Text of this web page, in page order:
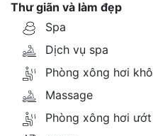
Thư giãn và làm đẹp
Spa
Dịch vụ spa
Phòng xông hơi khô
Massage
Phòng xông hơi ướt